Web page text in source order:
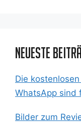
Neueste
Die
WhatsApp sind
Bilder zum